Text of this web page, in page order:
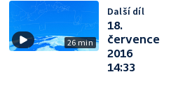
26 min
Další díl
18.
července
2016
14:33